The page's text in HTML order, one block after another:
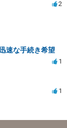
2
速な手続き希望
1
1